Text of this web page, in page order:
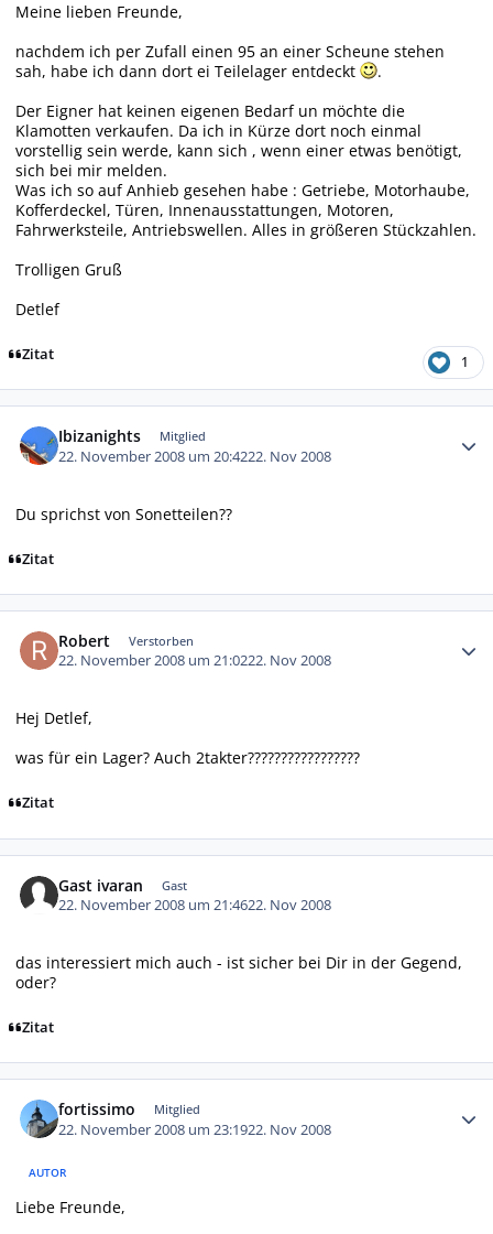
Meine lieben Freunde,
nachdem ich per Zufall einen 95 an einer Scheune stehen
sah, habe ich dann dort ei Teilelager entdeckt
.
Der Eigner hat keinen eigenen Bedarf un möchte die
Klamotten verkaufen. Da ich in Kürze dort noch einmal
vorstellig sein werde, kann sich , wenn einer etwas benötigt,
sich bei mir melden.
Was ich so auf Anhieb gesehen habe : Getriebe, Motorhaube,
Kofferdeckel, Türen, Innenausstattungen, Motoren,
Fahrwerksteile, Antriebswellen. Alles in größeren Stückzahlen.
Trolligen Gruß
Detlef
Zitat 1
Ibizanights Mitglied
22. November 2008 um 20:4222. Nov 2008
Du sprichst von Sonetteilen??
Zitat
Robert Verstorben
22. November 2008 um 21:0222. Nov 2008
Hej Detlef,
was für ein Lager? Auch 2takter?????????????????
Zitat
Gast ivaran Gast
22. November 2008 um 21:4622. Nov 2008
das interessiert mich auch - ist sicher bei Dir in der Gegend,
oder?
Zitat
fortissimo Mitglied
22. November 2008 um 23:1922. Nov 2008
AUTOR
Liebe Freunde,